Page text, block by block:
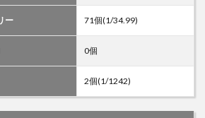
ー 71個(1/34.99)
0個
2個(1/1242)